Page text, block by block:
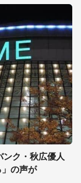
ンク・秋広優人
の声が